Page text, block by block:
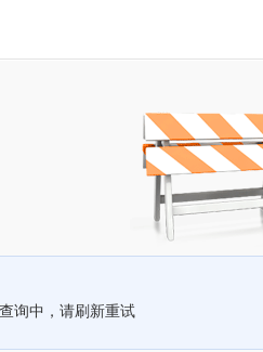
询中，请刷新重试